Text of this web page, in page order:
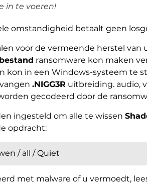
in te voeren!
omstandigheid betaalt geen
voor de vermeende herstel
ransomware kon maken
kon in een Windows-systeem te
.NIGG3R uitbreiding. audio,
gecodeerd door de
ingesteld om alle te wissen
opdracht:
/ all / Quiet
met malware of u vermoedt,